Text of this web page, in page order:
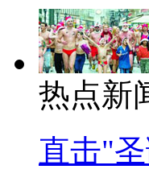
热点新
直击"